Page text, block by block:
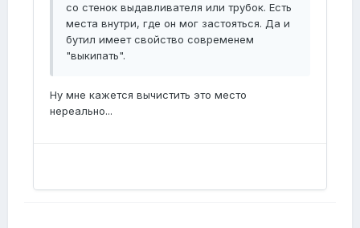
со стенок выдавливателя или трубок. Есть
места внутри, где он мог застояться. Да и
бутил имеет свойство современем
"выкипать".
Ну мне кажется вычистить это место
нереально...